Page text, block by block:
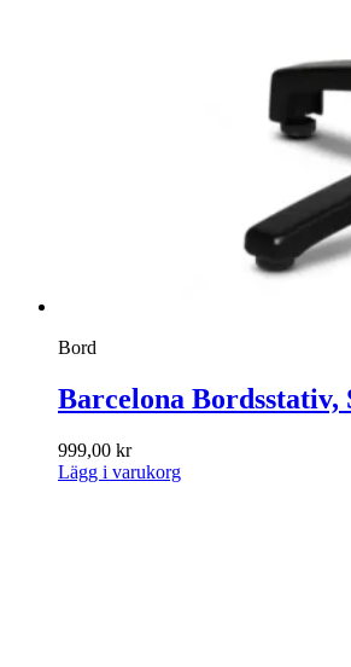
Bord
Barcelona Bordsstativ,
999,00 kr
Lägg i varukorg